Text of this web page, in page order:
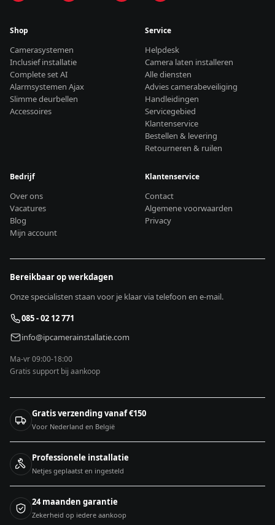
Shop
Camerasystemen
Inclusief installatie
Complete set AI
Alarmsystemen Ajax
Slimme deurbellen
Accessoires
Service
Helpdesk
Camera laten installeren
Alle diensten
Advies camerabeveiliging
Handleidingen
Servicegebied
Klantenservice
Bestellen & levering
Retourneren & ruilen
Bedrijf
Over ons
Vacatures
Blog
Mijn account
Klantenservice
Contact
Algemene voorwaarden
Privacy
Bereikbaar op werkdagen
Onze specialisten staan voor je klaar via telefoon en e-mail.
085 - 02 12 771
info@ipcamerainstallatie.com
Ma-vr 09:00-18:00
Gratis support bij aankoop
Gratis verzending vanaf €150
Voor Nederland en België
Professionele installatie
Netjes geplaatst en ingesteld
24 maanden garantie
Zekerheid op iedere aankoop